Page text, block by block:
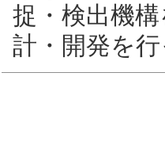
捉・検出機
計・開発を行